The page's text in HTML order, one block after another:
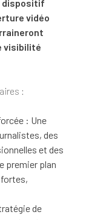
dispositif
vidéo
visibilité
:
: Une
des
et des
premier plan
de